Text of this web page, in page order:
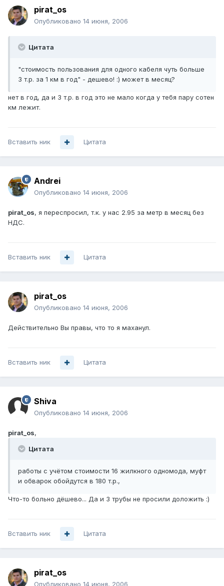
pirat_os
Опубликовано 14 июня, 2006
Цитата
"стоимость пользования для одного кабеля чуть больше
3 т.р. за 1 км в год" - дешево! :) может в месяц?
нет в год, да и 3 т.р. в год это не мало когда у тебя пару сотен
км лежит.
Вставить ник Цитата
Andrei
Опубликовано 14 июня, 2006
pirat_os, я переспросил, т.к. у нас 2.95 за метр в месяц без
НДС.
Вставить ник Цитата
pirat_os
Опубликовано 14 июня, 2006
Действительно Вы правы, что то я маханул.
Вставить ник Цитата
Shiva
Опубликовано 14 июня, 2006
pirat_os,
Цитата
работы с учётом стоимости 16 жилкного одномода, муфт
и обварок обойдутся в 180 т.р.,
Что-то больно дёшево... Да и 3 трубы не просили доложить :)
Вставить ник Цитата
pirat_os
Опубликовано 14 июня, 2006